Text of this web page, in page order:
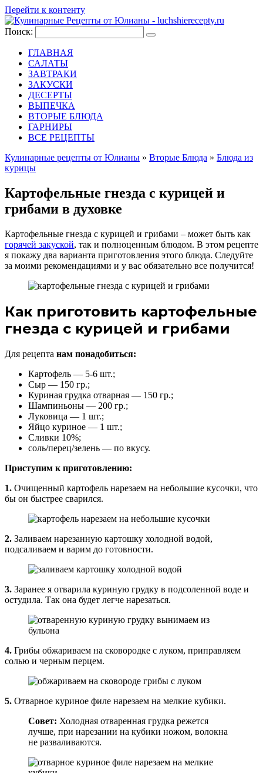
Перейти к контенту
Поиск:
ГЛАВНАЯ
САЛАТЫ
ЗАВТРАКИ
ЗАКУСКИ
ДЕСЕРТЫ
ВЫПЕЧКА
ВТОРЫЕ БЛЮДА
ГАРНИРЫ
ВСЕ РЕЦЕПТЫ
Кулинарные рецепты от Юлианы » Вторые Блюда » Блюда из
курицы
Картофельные гнезда с курицей и
грибами в духовке
Картофельные гнезда с курицей и грибами – может быть как
горячей закуской, так и полноценным блюдом. В этом рецепте
я покажу два варианта приготовления этого блюда. Следуйте
за моими рекомендациями и у вас обязательно все получится!
Как приготовить картофельные
гнезда с курицей и грибами
Для рецепта нам понадобиться:
Картофель — 5-6 шт.;
Сыр — 150 гр.;
Куриная грудка отварная — 150 гр.;
Шампиньоны — 200 гр.;
Луковица — 1 шт.;
Яйцо куриное — 1 шт.;
Сливки 10%;
соль/перец/зелень — по вкусу.
Приступим к приготовлению:
1. Очищенный картофель нарезаем на небольшие кусочки, что
бы он быстрее сварился.
2. Заливаем нарезанную картошку холодной водой,
подсаливаем и варим до готовности.
3. Заранее я отварила куриную грудку в подсоленной воде и
остудила. Так она будет легче нарезаться.
4. Грибы обжариваем на сковородке с луком, приправляем
солью и черным перцем.
5. Отварное куриное филе нарезаем на мелкие кубики.
Совет: Холодная отваренная грудка режется
лучше, при нарезании на кубики ножом, волокна
не разваливаются.